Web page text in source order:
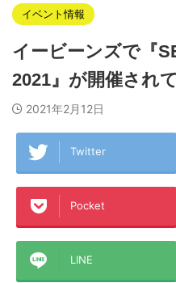
イベント情報
イービーンズで『
2021』が開催され
2021年2月12日
Twitter
Pocket
LINE